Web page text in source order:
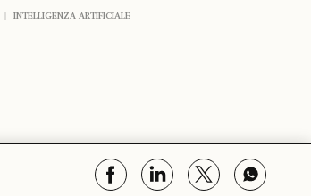
INTELLIGENZA ARTIFICIALE